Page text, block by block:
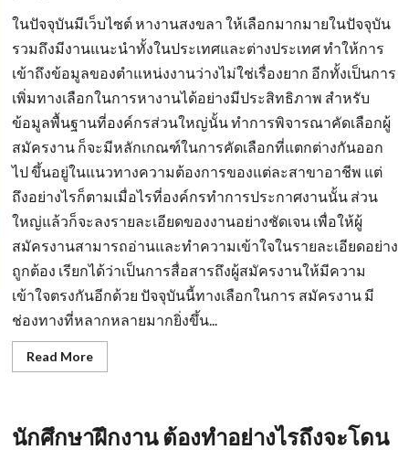
สาขา
อาชีพ
ในปัจจุบันมีเว็บไซต์ หางานสงขลา ให้เลือกมากมายในปัจจุบัน
รวมถึงมีงานแนะนำทั้งในประเทศและต่างประเทศ ทำให้การ
เข้าถึงข้อมูลของตำแหน่งงานว่างไม่ใช่เรื่องยาก อีกทั้งเป็นการ
เพิ่มทางเลือกในการหางานได้อย่างมีประสิทธิภาพ สำหรับ
ข้อมูลพื้นฐานที่องค์กรส่วนใหญ่นั้น ทำการพิจารณาคัดเลือกผู้
สมัครงาน ก็จะมีหลักเกณฑ์ในการคัดเลือกที่แตกต่างกันออก
ไป ขึ้นอยู่ในแนวทางความต้องการของแต่ละสาขาอาชีพ แต่
ถึงอย่างไรก็ตามเมื่อไรที่องค์กรทำการประกาศงานนั้น ส่วน
ใหญ่แล้วก็จะลงรายละเอียดของงานอย่างชัดเจน เพื่อให้ผู้
สมัครงานสามารถอ่านและทำความเข้าใจในรายละเอียดอย่าง
ถูกต้อง เรียกได้ว่าเป็นการสื่อสารถึงผู้สมัครงานให้มีความ
เข้าใจตรงกันอีกด้วย ปัจจุบันนี้ทางเลือกในการ สมัครงาน มี
ช่องทางที่หลากหลายมากยิ่งขึ้น...
Read MoreRead
more
การเต
รี
นักศึกษาฝึกงาน ต้องทำอย่างไรถึงจะโดน